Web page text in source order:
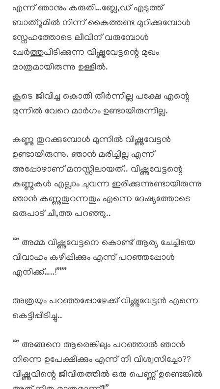
എന്ന് ഞാനും കരുതി…ബ്ലേ,ഡ് എടുത്ത്
ബാത്റൂമിൽ നിന്ന് കൈത്തണ്ട മുറിക്കുമ്പോൾ
സ്നേഹത്തോടെ ലീവിന് വരുമ്പോൾ
ചേർത്തുപിടിക്കുന്ന വിഷ്ണുവേട്ടന്റെ മുഖം
മാത്രമായിരുന്നു ഉള്ളിൽ.
കൂടെ ജീവിച്ച കൊതി തീർന്നില്ല പക്ഷേ എന്റെ
മുന്നിൽ വേറെ മാർഗം ഉണ്ടായിരുന്നില്ല.
കണ്ണു തുറക്കുമ്പോൾ മുന്നിൽ വിഷ്ണുവേട്ടൻ
ഉണ്ടായിരുന്നു. ഞാൻ മരിച്ചില്ല എന്ന്
അപ്പോഴാണ് മനസ്സിലായത്.. വിഷ്ണുവേട്ടന്റെ
കണ്ണുകൾ എല്ലാം ചുവന്ന ഇരിക്കുന്നുണ്ടായിരുന്നു
ഞാൻ കണ്ണുതുറന്നതും എന്നെ ദേഷ്യത്തോടെ
ഒരുപാട് ചീ,ത്ത പറഞ്ഞു..
“” അമ്മ വിഷ്ണുവേട്ടനെ കൊണ്ട് ആര്യ ചേച്ചിയെ
വിവാഹം കഴിപ്പിക്കും എന്ന് പറഞ്ഞപ്പോൾ
എനിക്ക്…..!”””
അത്രയും പറഞ്ഞപ്പോഴേക്ക് വിഷ്ണുവേട്ടൻ എന്നെ
കെട്ടിപ്പിടിച്ചു..
“” അങ്ങനെ ആരെങ്കിലും പറഞ്ഞാൽ ഞാൻ
നിന്നെ ഉപേക്ഷിക്കും എന്ന് നീ വിശ്വസിച്ചോ??
വിഷ്ണുവിന്റെ ജീവിതത്തിൽ ഒരു പെണ്ണ് ഉണ്ടെങ്കിൽ